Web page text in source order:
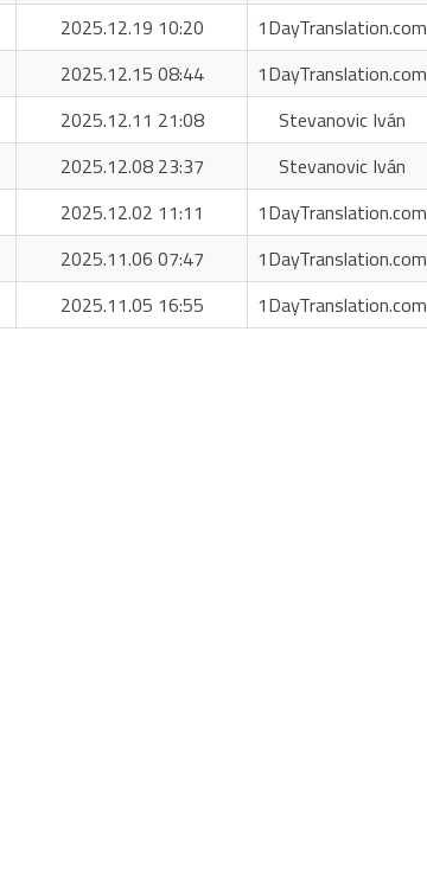
2025.12.19 10:20
1DayTranslation.com
2025.12.15 08:44
1DayTranslation.com
2025.12.11 21:08
Stevanovic Iván
2025.12.08 23:37
Stevanovic Iván
2025.12.02 11:11
1DayTranslation.com
2025.11.06 07:47
1DayTranslation.com
2025.11.05 16:55 1DayTranslation.com